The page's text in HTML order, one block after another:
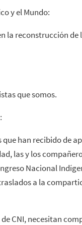
y el Mundo:
la reconstrucción de
que somos.
que han recibido de
las y los
Nacional
a la
CNI, necesitan